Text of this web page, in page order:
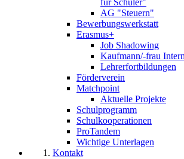
für Schüler"
AG "Steuern"
Bewerbungswerkstatt
Erasmus+
Job Shadowing
Kaufmann/-frau
Lehrerfortbildungen
Förderverein
Matchpoint
Aktuelle Projekte
Schulprogramm
Schulkooperationen
ProTandem
Wichtige Unterlagen
Kontakt